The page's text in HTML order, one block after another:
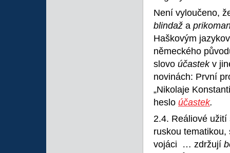
Není vyloučeno,
blindaž a
Haškovým
německého
slovo účastek v
novinách: První
„Nikolaje
heslo účastek.
2.4. Reáliové
ruskou
vojáci … zdržují